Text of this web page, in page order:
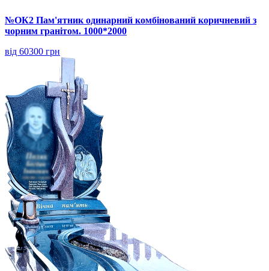
№ОК2 Пам'ятник одинарний комбінований коричневий з
чорним гранітом. 1000*2000
від 60300 грн